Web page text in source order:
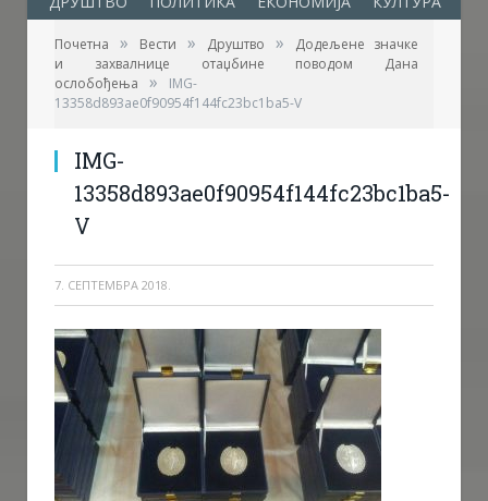
Почетна » Вести » Друштво »
Додељене значке
и захвалнице отаџбине поводом Дана
ослобођења
»
IMG-
13358d893ae0f90954f144fc23bc1ba5-V
IMG-
13358d893ae0f90954f144fc23bc1ba5-
V
7. СЕПТЕМБРА 2018.